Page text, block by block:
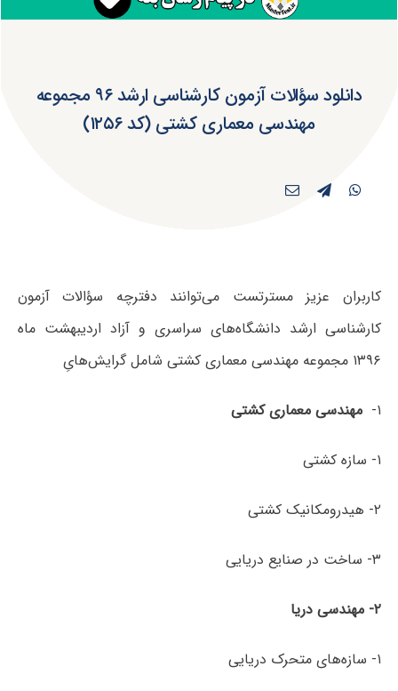
دانلود سؤالات آزمون کارشناسی ارشد ۹۶ مجموعه
مهندسی معماری کشتی (کد ۱۲۵۶)
کاربران عزیز مسترتست می‌توانند دفترچه سؤالات آزمون
کارشناسی ارشد دانشگاه‌های سراسری و آزاد اردیبهشت ماه
۱۳۹۶ مجموعه مهندسی معماری کشتی شامل گرایش‌هایِ
۱- مهندسی معماری کشتی
۱- سازه کشتی
۲- هیدرومکانیک کشتی
۳- ساخت در صنایع دریایی
۲- مهندسی دریا
۱- سازه‌های متحرک دریایی